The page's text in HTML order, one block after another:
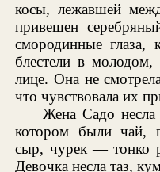
косы, лежавшей
привешен
смородинные глаза,
блестели в
лице. Она не
что чувствовала их
Жена Садо несла
котором были чай,
сыр, чурек — тонко
Девочка несла таз,